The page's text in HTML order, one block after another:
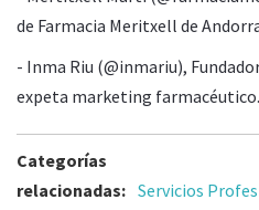
de Farmacia Meritxell de
- Inma Riu (@inmariu),
expeta marketing farmacéutico.
Categorías
relacionadas: Servicios